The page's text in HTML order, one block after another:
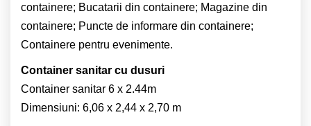
containere; Bucatarii din containere; Magazine din
containere; Puncte de informare din containere;
Containere pentru evenimente.
Container sanitar cu dusuri
Container sanitar 6 x 2.44m
Dimensiuni: 6,06 x 2,44 x 2,70 m